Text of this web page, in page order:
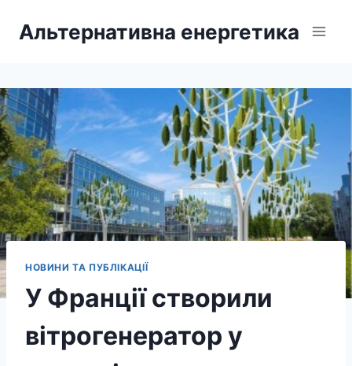
Альтернативна енергетика
НОВИНИ ТА ПУБЛІКАЦІЇ
У Франції створили
вітрогенератор у